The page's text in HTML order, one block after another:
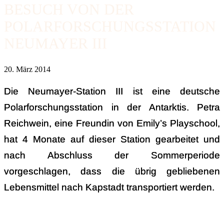
20. März 2014
Die Neumayer-Station III ist eine deutsche
Polarforschungsstation in der Antarktis. Petra
Reichwein, eine Freundin von Emily’s Playschool,
hat 4 Monate auf dieser Station gearbeitet und
nach Abschluss der Sommerperiode
vorgeschlagen, dass die übrig gebliebenen
Lebensmittel nach Kapstadt transportiert werden.